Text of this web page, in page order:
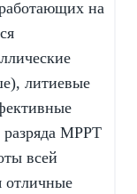
на
литиевые
MPPT
всей
отличные